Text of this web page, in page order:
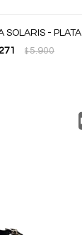
SOLARIS - PLATA
$5.900